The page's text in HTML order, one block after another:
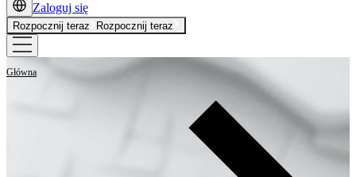
Zaloguj się
Rozpocznij teraz Rozpocznij teraz
Główna